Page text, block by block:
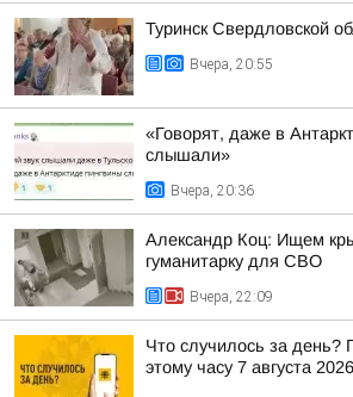
Туринск Свердловской
Вчера, 20:55
«Говорят, даже в
слышали»
Вчера, 20:36
Александр Коц: Ищем
гуманитарку для СВО
Вчера, 22:09
Что случилось за день?
этому часу 7 августа